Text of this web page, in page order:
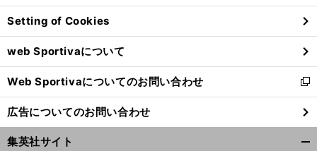
ン
ド
ウ
で
開
く
Setting of Cookies
web Sportivaについて
Web Sportivaについてのお問い合わせ
新
し
い
ウ
ィ
広告についてのお問い合わせ
集英社サイト